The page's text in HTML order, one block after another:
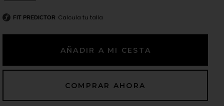
diapositivas
FIT PREDICTOR Calcula tu talla